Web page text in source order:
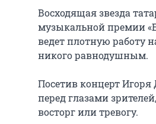
Восходящая звезда
музыкальной премии
ведет плотную работу
никого равнодушным.
Посетив концерт
перед глазами
восторг или тревогу.